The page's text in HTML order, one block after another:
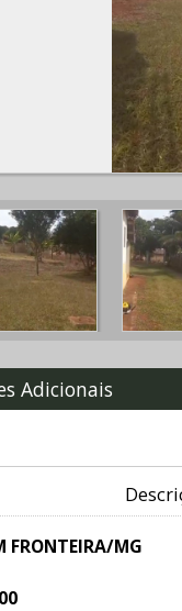
Adicionais
FRONTEIRA/MG